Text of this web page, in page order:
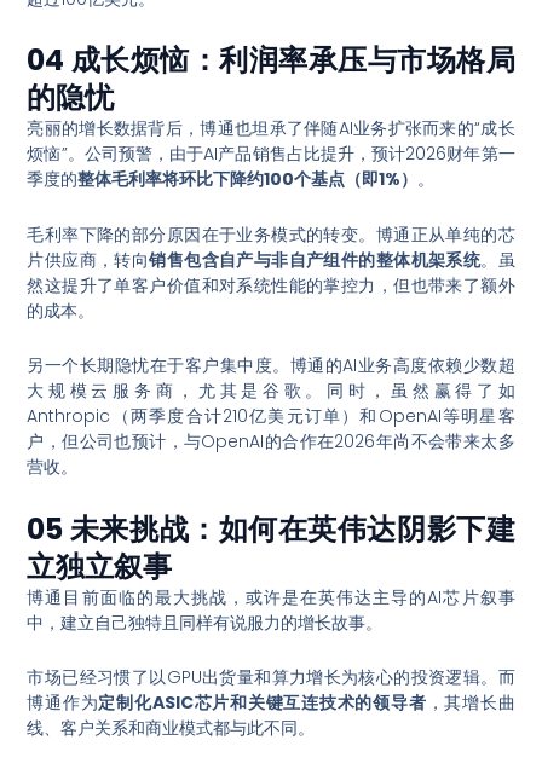
04 成长烦恼：利润率承压与市场格局
的隐忧
亮丽的增长数据背后，博通也坦承了伴随AI业务扩张而来的“成长
烦恼”。公司预警，由于AI产品销售占比提升，预计2026财年第一
季度的整体毛利率将环比下降约100个基点（即1%） 。
毛利率下降的部分原因在于业务模式的转变。博通正从单纯的芯
片供应商，转向销售包含自产与非自产组件的整体机架系统。虽
然这提升了单客户价值和对系统性能的掌控力，但也带来了额外
的成本。
另一个长期隐忧在于客户集中度。博通的AI业务高度依赖少数超
大规模云服务商，尤其是谷歌 。同时，虽然赢得了如
Anthropic（两季度合计210亿美元订单）和OpenAI等明星客
户 ，但公司也预计，与OpenAI的合作在2026年尚不会带来太多
营收。
05 未来挑战：如何在英伟达阴影下建
立独立叙事
博通目前面临的最大挑战，或许是在英伟达主导的AI芯片叙事
中，建立自己独特且同样有说服力的增长故事。
市场已经习惯了以GPU出货量和算力增长为核心的投资逻辑。而
博通作为定制化ASIC芯片和关键互连技术的领导者 ，其增长曲
线、客户关系和商业模式都与此不同。